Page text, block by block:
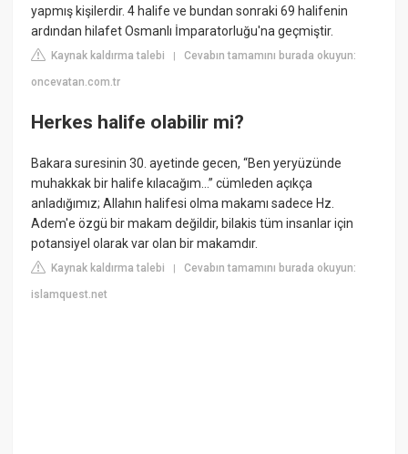
yapmış kişilerdir. 4 halife ve bundan sonraki 69 halifenin
ardından hilafet Osmanlı İmparatorluğu'na geçmiştir.
Kaynak kaldırma talebi |Cevabın tamamını burada okuyun:
oncevatan.com.tr
Herkes halife olabilir mi?
Bakara suresinin 30. ayetinde gecen, “Ben yeryüzünde
muhakkak bir halife kılacağım…” cümleden açıkça
anladığımız; Allahın halifesi olma makamı sadece Hz.
Adem'e özgü bir makam değildir, bilakis tüm insanlar için
potansiyel olarak var olan bir makamdır.
Kaynak kaldırma talebi |Cevabın tamamını burada okuyun:
islamquest.net